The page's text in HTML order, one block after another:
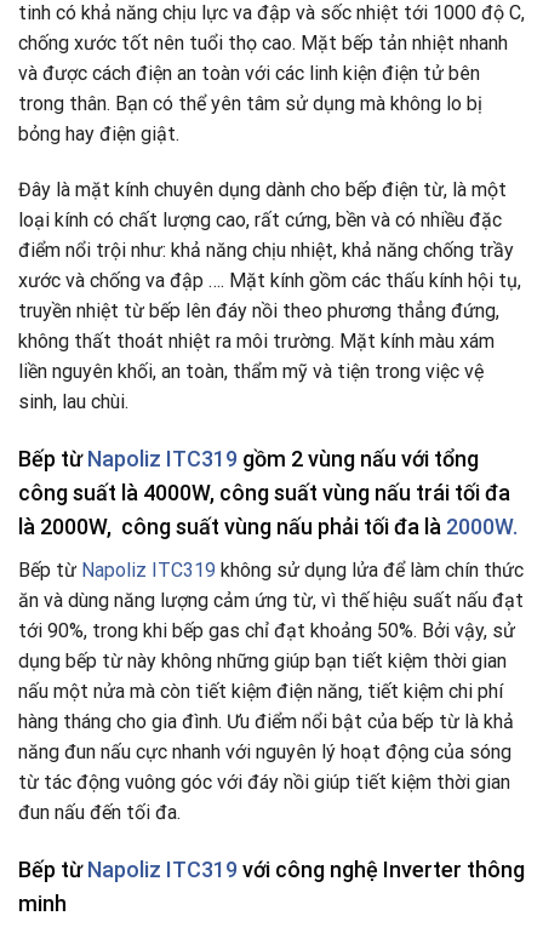
tinh có khả năng chịu lực va đập và sốc nhiệt tới 1000 độ C,
chống xước tốt nên tuổi thọ cao. Mặt bếp tản nhiệt nhanh
và được cách điện an toàn với các linh kiện điện tử bên
trong thân. Bạn có thể yên tâm sử dụng mà không lo bị
bỏng hay điện giật.
Đây là mặt kính chuyên dụng dành cho bếp điện từ, là một
loại kính có chất lượng cao, rất cứng, bền và có nhiều đặc
điểm nổi trội như: khả năng chịu nhiệt, khả năng chống trầy
xước và chống va đập …. Mặt kính gồm các thấu kính hội tụ,
truyền nhiệt từ bếp lên đáy nồi theo phương thẳng đứng,
không thất thoát nhiệt ra môi trường. Mặt kính màu xám
liền nguyên khối, an toàn, thẩm mỹ và tiện trong việc vệ
sinh, lau chùi.
Bếp từNapoliz ITC319 gồm 2 vùng nấu với tổng
công suất là 4000W, công suất vùng nấu trái tối đa
là 2000W, công suất vùng nấu phải tối đa là 2000W.
Bếp từ Napoliz ITC319 không sử dụng lửa để làm chín thức
ăn và dùng năng lượng cảm ứng từ, vì thế hiệu suất nấu đạt
tới 90%, trong khi bếp gas chỉ đạt khoảng 50%. Bởi vậy, sử
dụng bếp từ này không những giúp bạn tiết kiệm thời gian
nấu một nửa mà còn tiết kiệm điện năng, tiết kiệm chi phí
hàng tháng cho gia đình. Ưu điểm nổi bật của bếp từ là khả
năng đun nấu cực nhanh với nguyên lý hoạt động của sóng
từ tác động vuông góc với đáy nồi giúp tiết kiệm thời gian
đun nấu đến tối đa.
Bếp từNapoliz ITC319với công nghệ Inverter thông
minh